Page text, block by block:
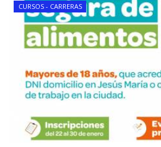
CURSOS - CARRERAS